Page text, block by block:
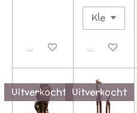
Uitverkocht Uitverkocht
Uitverkocht Uitverkocht